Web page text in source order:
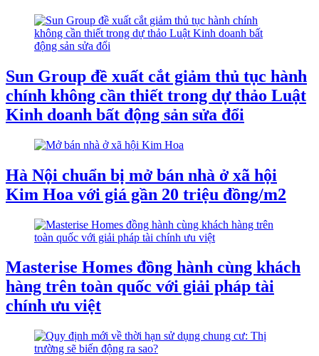
Sun Group đề xuất cắt giảm thủ tục hành
chính không cần thiết trong dự thảo Luật
Kinh doanh bất động sản sửa đổi
Hà Nội chuẩn bị mở bán nhà ở xã hội
Kim Hoa với giá gần 20 triệu đồng/m2
Masterise Homes đồng hành cùng khách
hàng trên toàn quốc với giải pháp tài
chính ưu việt